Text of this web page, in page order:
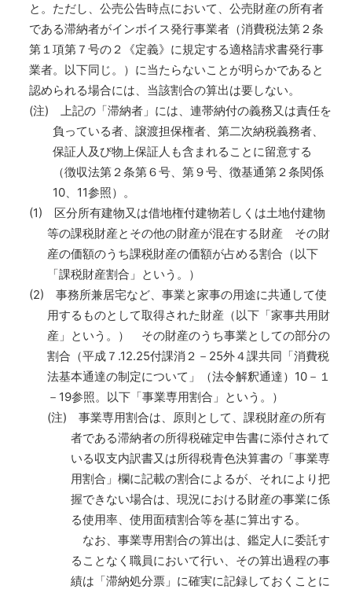
と。ただし、公売公告時点において、公売財産の所有者
である滞納者がインボイス発行事業者（消費税法第２条
第１項第７号の２《定義》に規定する適格請求書発行事
業者。以下同じ。）に当たらないことが明らかであると
認められる場合には、当該割合の算出は要しない。
(注) 上記の「滞納者」には、連帯納付の義務又は責任を
負っている者、譲渡担保権者、第二次納税義務者、
保証人及び物上保証人も含まれることに留意する
（徴収法第２条第６号、第９号、徴基通第２条関係
10、11参照）。
(1) 区分所有建物又は借地権付建物若しくは土地付建物
等の課税財産とその他の財産が混在する財産 その財
産の価額のうち課税財産の価額が占める割合（以下
「課税財産割合」という。）
(2) 事務所兼居宅など、事業と家事の用途に共通して使
用するものとして取得された財産（以下「家事共用財
産」という。） その財産のうち事業としての部分の
割合（平成７.12.25付課消２－25外４課共同「消費税
法基本通達の制定について」（法令解釈通達）10－１
－19参照。以下「事業専用割合」という。）
(注) 事業専用割合は、原則として、課税財産の所有
者である滞納者の所得税確定申告書に添付されて
いる収支内訳書又は所得税青色決算書の「事業専
用割合」欄に記載の割合によるが、それにより把
握できない場合は、現況における財産の事業に係
る使用率、使用面積割合等を基に算出する。
なお、事業専用割合の算出は、鑑定人に委託す
ることなく職員において行い、その算出過程の事
績は「滞納処分票」に確実に記録しておくことに